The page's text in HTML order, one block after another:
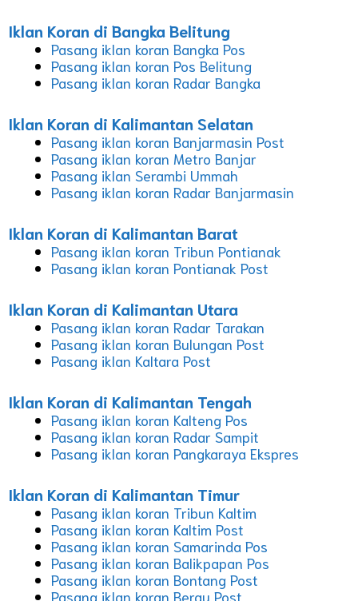
Iklan Koran di Bangka Belitung
Pasang iklan koran Bangka Pos
Pasang iklan koran Pos Belitung
Pasang iklan koran Radar Bangka
Iklan Koran di Kalimantan Selatan
Pasang iklan koran Banjarmasin Post
Pasang iklan koran Metro Banjar
Pasang iklan Serambi Ummah
Pasang iklan koran Radar Banjarmasin
Iklan Koran di Kalimantan Barat
Pasang iklan koran Tribun Pontianak
Pasang iklan koran Pontianak Post
Iklan Koran di Kalimantan Utara
Pasang iklan koran Radar Tarakan
Pasang iklan koran Bulungan Post
Pasang iklan Kaltara Post
Iklan Koran di Kalimantan Tengah
Pasang iklan koran Kalteng Pos
Pasang iklan koran Radar Sampit
Pasang iklan koran Pangkaraya Ekspres
Iklan Koran di Kalimantan Timur
Pasang iklan koran Tribun Kaltim
Pasang iklan koran Kaltim Post
Pasang iklan koran Samarinda Pos
Pasang iklan koran Balikpapan Pos
Pasang iklan koran Bontang Post
Pasang iklan koran Berau Post